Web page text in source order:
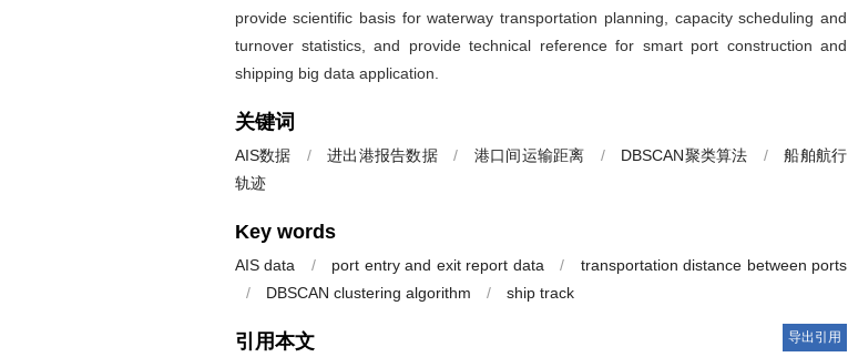
provide scientific basis for waterway transportation planning, capacity scheduling and
turnover statistics, and provide technical reference for smart port construction and
shipping big data application.
关键词
AIS数据 / 进出港报告数据 / 港口间运输距离 / DBSCAN聚类算法 /
船舶航行
轨迹
Key words
AIS data / port entry and exit report data /
transportation distance between ports
/
DBSCAN clustering algorithm / ship track
引用本文 导出引用